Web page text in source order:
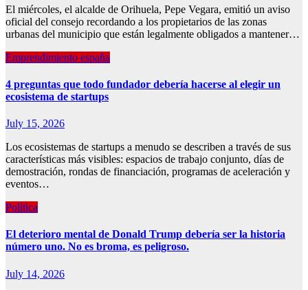
El miércoles, el alcalde de Orihuela, Pepe Vegara, emitió un aviso
oficial del consejo recordando a los propietarios de las zonas
urbanas del municipio que están legalmente obligados a mantener…
Emprendimiento españa
4 preguntas que todo fundador debería hacerse al elegir un
ecosistema de startups
July 15, 2026
Los ecosistemas de startups a menudo se describen a través de sus
características más visibles: espacios de trabajo conjunto, días de
demostración, rondas de financiación, programas de aceleración y
eventos…
Política
El deterioro mental de Donald Trump debería ser la historia
número uno. No es broma, es peligroso.
July 14, 2026